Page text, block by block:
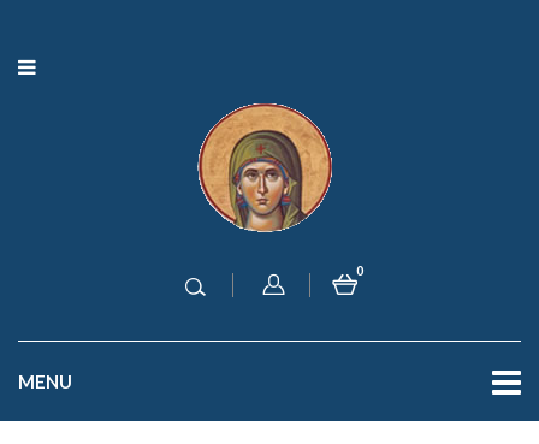
0
MENU